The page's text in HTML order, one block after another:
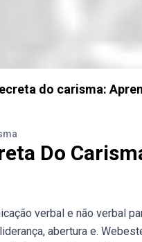
do carisma:
Do
verbal e não verbal
abertura e.